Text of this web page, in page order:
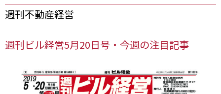
週刊不動産経営
週刊ビル経営5月20日号・今週の注目記事